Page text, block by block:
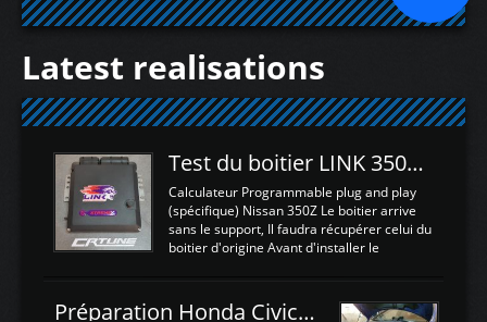
Latest realisations
Test du boitier LINK 350Z Plugin ECU
Calculateur Programmable plug and play
(spécifique) Nissan 350Z Le boitier arrive
sans le support, Il faudra récupérer celui du
boitier d'origine Avant d'installer le
d'envoyer l'information de la large bande
Préparation Honda Civic Type R FK2